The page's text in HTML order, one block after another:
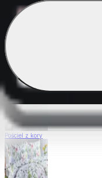
Pościel Dual Feel
Pościel z gładkiej bawełny
Pościel z kory